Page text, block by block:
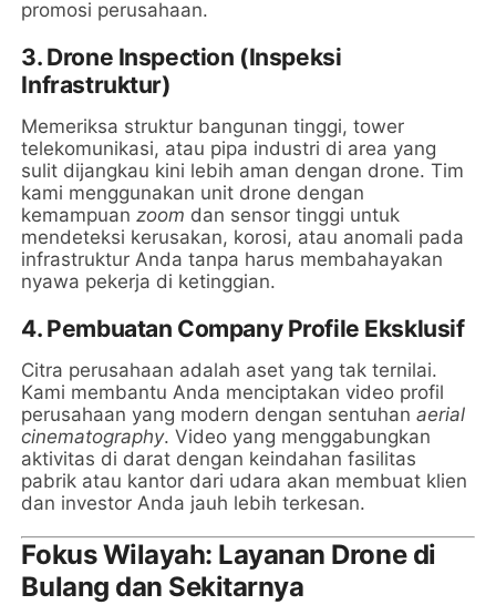
promosi perusahaan.
3. Drone Inspection (Inspeksi
Infrastruktur)
Memeriksa struktur bangunan tinggi, tower
telekomunikasi, atau pipa industri di area yang
sulit dijangkau kini lebih aman dengan drone. Tim
kami menggunakan unit drone dengan
kemampuanzoom dan sensor tinggi untuk
mendeteksi kerusakan, korosi, atau anomali pada
infrastruktur Anda tanpa harus membahayakan
nyawa pekerja di ketinggian.
4. Pembuatan Company Profile Eksklusif
Citra perusahaan adalah aset yang tak ternilai.
Kami membantu Anda menciptakan video profil
perusahaan yang modern dengan sentuhanaerial
cinematography. Video yang menggabungkan
aktivitas di darat dengan keindahan fasilitas
pabrik atau kantor dari udara akan membuat klien
dan investor Anda jauh lebih terkesan.
Fokus Wilayah: Layanan Drone di
Bulang dan Sekitarnya